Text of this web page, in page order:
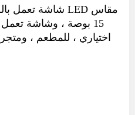
15 بوصة ، وشاشة